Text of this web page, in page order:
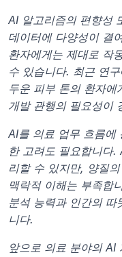
AI 알고리즘의 편향성
데이터에 다양성이 결
환자에게는 제대로 작
수 있습니다. 최근 연
두운 피부 톤의 환자
개발 관행의 필요성이
AI를 의료 업무 흐름에
한 고려도 필요합니다
리할 수 있지만, 양질
맥락적 이해는 부족합
분석 능력과 인간의
니다.
앞으로 의료 분야의 AI